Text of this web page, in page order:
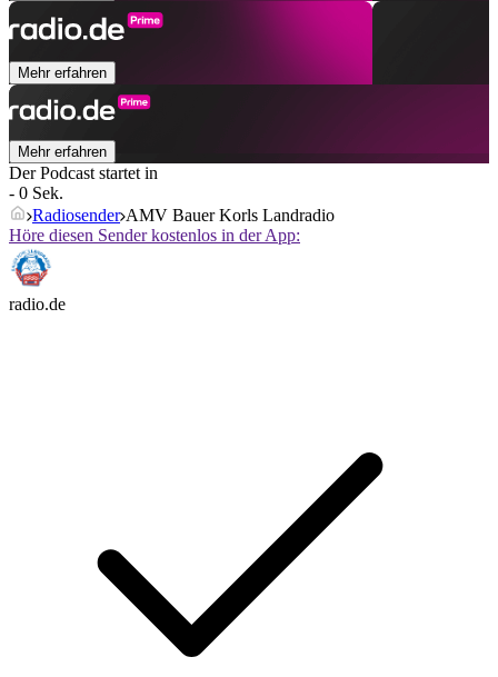
Mehr erfahren
Mehr erfahren
Der Podcast startet in
- 0 Sek.
Radiosender AMV Bauer Korls Landradio
Höre diesen Sender kostenlos in der App:
radio.de